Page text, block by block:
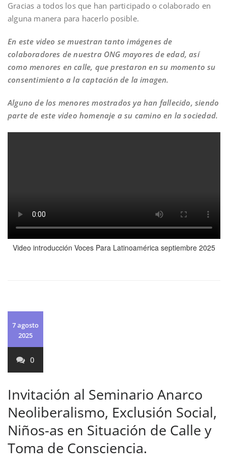
Gracias a todos los que han participado o colaborado en
alguna manera para hacerlo posible.
En este video se muestran tanto imágenes de
colaboradores de nuestra ONG mayores de edad, así
como menores en calle, que prestaron en su momento su
consentimiento a la captación de la imagen.
Alguno de los menores mostrados ya han fallecido, siendo
parte de este video homenaje a su camino en la sociedad.
Video introducción Voces Para Latinoamérica septiembre 2025
7 agosto
2025
0
Invitación al Seminario Anarco
Neoliberalismo, Exclusión Social,
Niños-as en Situación de Calle y
Toma de Consciencia.